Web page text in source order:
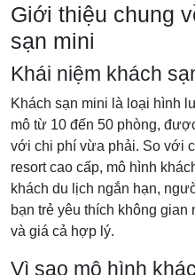
Giới thiệu chung
sạn mini
Khái niệm khách
Khách sạn mini là loại hình
mô từ 10 đến 50 phòng,
với chi phí vừa phải. So với
resort cao cấp, mô hình
khách du lịch ngắn hạn,
bạn trẻ yêu thích không
và giá cả hợp lý.
Vì sao mô hình